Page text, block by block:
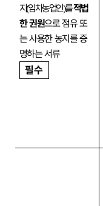
지(임차농업인)를적법
한 권원으로 점유 또
는 사용한 농지를 증
명하는 서류
필수